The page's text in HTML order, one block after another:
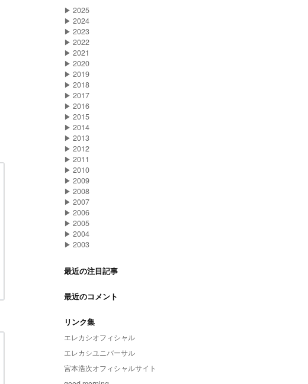
▶ 2025
▶ 2024
▶ 2023
▶ 2022
▶ 2021
▶ 2020
▶ 2019
▶ 2018
▶ 2017
▶ 2016
▶ 2015
▶ 2014
▶ 2013
▶ 2012
▶ 2011
▶ 2010
▶ 2009
▶ 2008
▶ 2007
▶ 2006
▶ 2005
▶ 2004
▶ 2003
最近の注目記事
最近のコメント
リンク集
エレカシオフィシャル
エレカシユニバーサル
宮本浩次オフィシャルサイト